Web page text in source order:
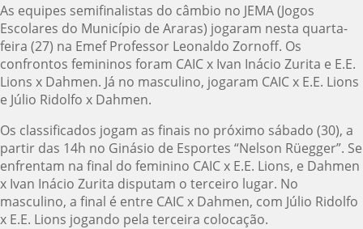
As equipes semifinalistas do câmbio no JEMA (Jogos
Escolares do Município de Araras) jogaram nesta quarta-
feira (27) na Emef Professor Leonaldo Zornoff. Os
confrontos femininos foram CAIC x Ivan Inácio Zurita e E.E.
Lions x Dahmen. Já no masculino, jogaram CAIC x E.E. Lions
e Júlio Ridolfo x Dahmen.
Os classificados jogam as finais no próximo sábado (30), a
partir das 14h no Ginásio de Esportes “Nelson Rüegger”. Se
enfrentam na final do feminino CAIC x E.E. Lions, e Dahmen
x Ivan Inácio Zurita disputam o terceiro lugar. No
masculino, a final é entre CAIC x Dahmen, com Júlio Ridolfo
x E.E. Lions jogando pela terceira colocação.